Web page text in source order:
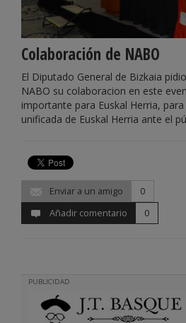
Colaboración de NABO
El Diputado General de Bizkaia
NABO su colaboracion en este
importante para Euskal Herria,
unificada de Euskal Herria ante el
Enviar a un amigo
0
Añadir comentario
0
PUBLICIDAD